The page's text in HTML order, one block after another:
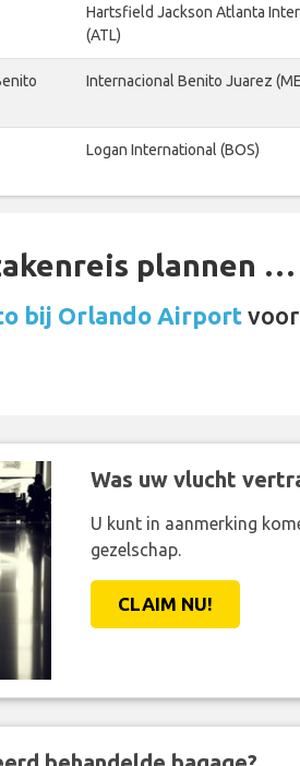
Hartsfield Jackson Atlanta
(ATL)
Internacional Benito Juarez
Logan International (BOS)
plannen …
bij Orlando Airport
Was uw vlucht
U kunt in aanmerking
gezelschap.
CLAIM NU!